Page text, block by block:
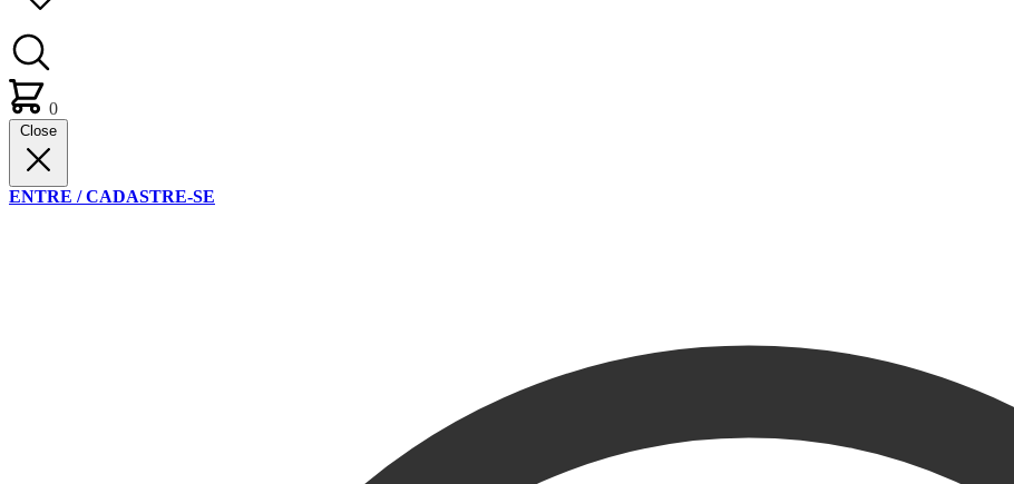
0
Close
ENTRE / CADASTRE-SE